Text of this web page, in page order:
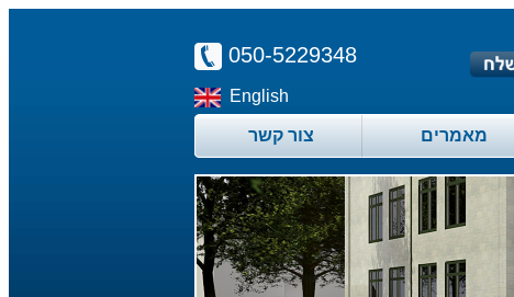
050-5229348
English
מאמרים צור קשר